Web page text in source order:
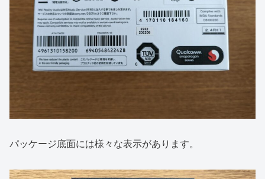
パッケージ底面には様々な表示があります。